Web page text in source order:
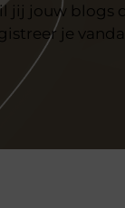
jij jouw blogs
je